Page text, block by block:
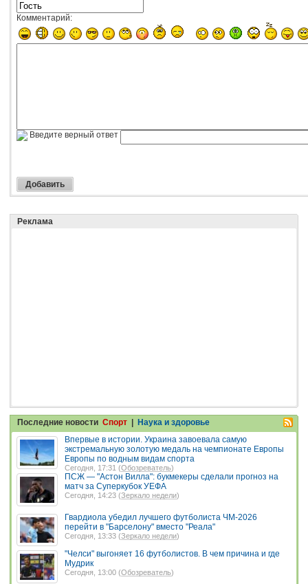
Комментарий:
Введите верный ответ
Реклама
Последние новости Спорт
Наука и здоровье
Впервые в истории. Украина завоевала самую
экстремальную золотую медаль на чемпионате Европы
Европы по водным видам спорта
Сегодня, 17:31 (Обозреватель)
ПСЖ — "Астон Вилла": букмекеры сделали прогноз на
матч за Суперкубок УЕФА
Сегодня, 14:23 (Зеркало недели)
Гвардиола убедил лучшего футболиста ЧМ-2026
перейти в "Барселону" вместо "Реала"
Сегодня, 13:33 (Зеркало недели)
"Челси" выгоняет 16 футболистов. В чем причина и где
Мудрик
Сегодня, 13:00 (Обозреватель)